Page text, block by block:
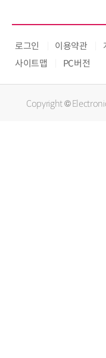
로그인 이용약관
사이트맵
PC버전
Copyright ©